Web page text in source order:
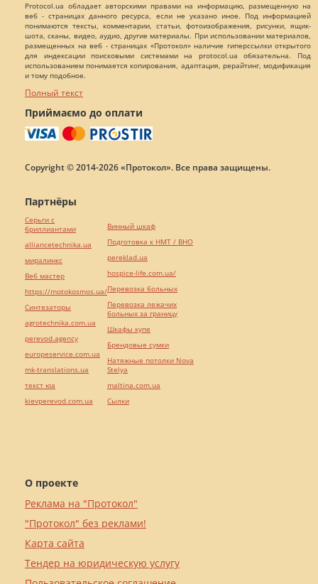
Protocol.ua обладает авторскими правами на информацию, размещенную на
веб - страницах данного ресурса, если не указано иное. Под информацией
понимаются тексты, комментарии, статьи, фотоизображения, рисунки, ящик-
шота, сканы, видео, аудио, другие материалы. При использовании материалов,
размещенных на веб - страницах «Протокол» наличие гиперссылки открытого
для индексации поисковыми системами на protocol.ua обязательна. Под
использованием понимается копирования, адаптация, рерайтинг, модификация
и тому подобное.
Полный текст
Приймаємо до оплати
Copyright © 2014-2026 «Протокол». Все права защищены.
О проекте
Реклама на "Протокол"
"Протокол" без реклами!
Карта сайта
Тендер на юридическую услугу
Партнёры
Серьги с
бриллиантами
alliancetechnika.ua
миралинкс
Веб мастер
https://motokosmos.ua/
Синтезаторы
agrotechnika.com.ua
perevod.agency
europeservice.com.ua
mk-translations.ua
текст юа
kievperevod.com.ua
Винный шкаф
Подготовка к НМТ / ВНО
pereklad.ua
hospice-life.com.ua/
Перевозка больных
Перевозка лежачих
больных за границу
Шкафы купе
Брендовые сумки
Натяжные потолки Nova
Stelya
maltina.com.ua
Cылки